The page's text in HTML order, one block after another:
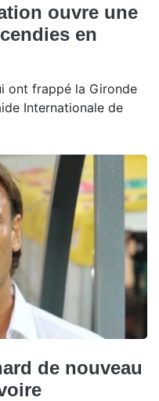
ouvre une
en
ont frappé la Gironde
Internationale de
de nouveau